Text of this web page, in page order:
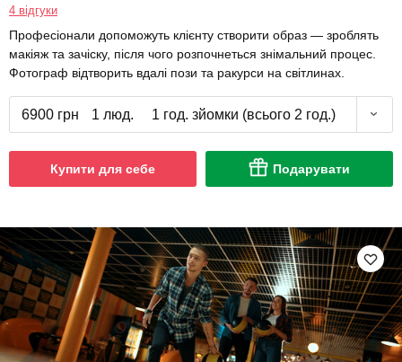
4 відгуки
Професіонали допоможуть клієнту створити образ — зроблять
макіяж та зачіску, після чого розпочнеться знімальний процес.
Фотограф відтворить вдалі пози та ракурси на світлинах.
6900 грн 1 люд. 1 год. зйомки (всього 2 год.)
Купити для себе Подарувати